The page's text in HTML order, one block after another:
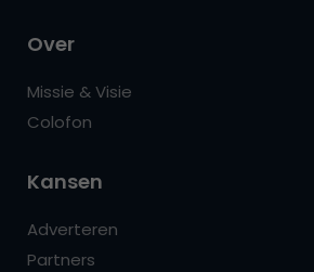
Over
Missie & Visie
Colofon
Kansen
Adverteren
Partners